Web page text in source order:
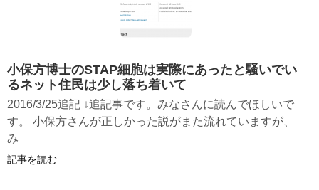
小保方博士のSTAP細胞は実際にあったと騒いでい
るネット住民は少し落ち着いて
2016/3/25追記 ↓追記事です。みなさんに読んでほしいで
す。 小保方さんが正しかった説がまた流れていますが、
み
記事を読む